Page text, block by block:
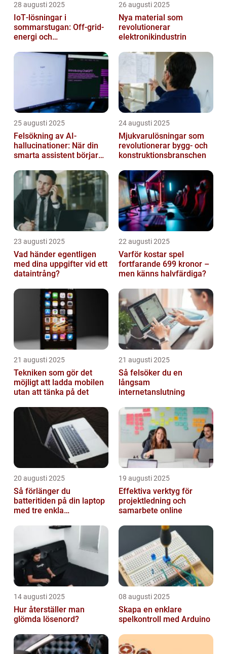
28 augusti 2025
IoT‑lösningar i
sommarstugan: Off‑grid-
energi och
26 augusti 2025
Nya material som
revolutionerar
elektronikindustrin
25 augusti 2025
Felsökning av AI-
hallucinationer: När din
smarta assistent börjar
24 augusti 2025
Mjukvarulösningar som
revolutionerar bygg- och
konstruktionsbranschen
23 augusti 2025
Vad händer egentligen
med dina uppgifter vid ett
dataintrång?
22 augusti 2025
Varför kostar spel
fortfarande 699 kronor –
men känns halvfärdiga?
21 augusti 2025
Tekniken som gör det
möjligt att ladda mobilen
utan att tänka på det
21 augusti 2025
Så felsöker du en
långsam
internetanslutning
20 augusti 2025
Så förlänger du
batteritiden på din laptop
med tre enkla
19 augusti 2025
Effektiva verktyg för
projektledning och
samarbete online
14 augusti 2025
Hur återställer man
glömda lösenord?
08 augusti 2025
Skapa en enklare
spelkontroll med Arduino